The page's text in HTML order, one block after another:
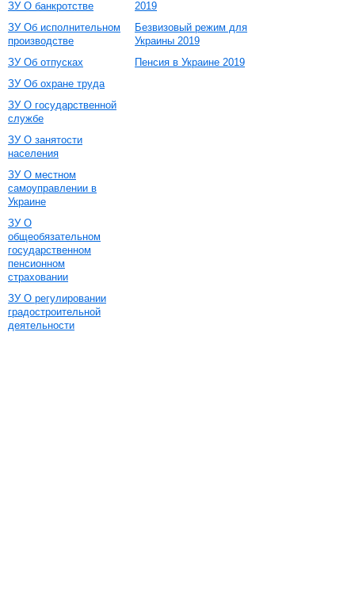
ЗУ О банкротстве
ЗУ Об исполнительном
производстве
ЗУ Об отпусках
ЗУ Об охране труда
ЗУ О государственной
службе
ЗУ О занятости
населения
ЗУ О местном
самоуправлении в
Украине
ЗУ О
общеобязательном
государственном
пенсионном
страховании
ЗУ О регулировании
градостроительной
деятельности
2019
Безвизовый режим для
Украины 2019
Пенсия в Украине 2019